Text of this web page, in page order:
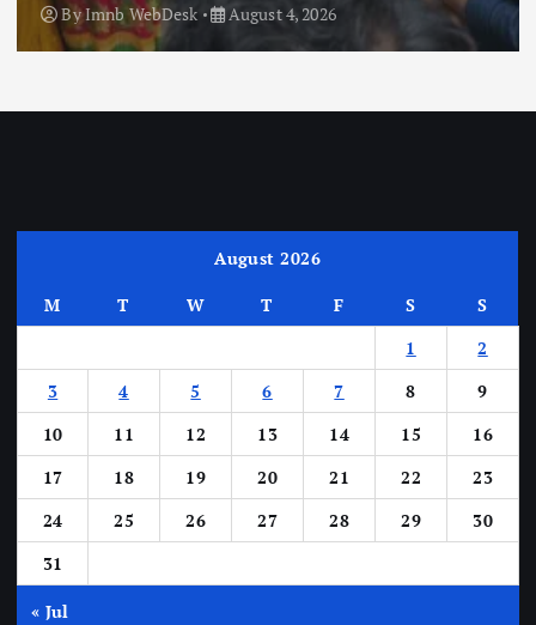
ByImnb WebDesk August 4, 2026
August 2026
M T W T F S
S
1
2
3
4 5 6 7 8
9
10
11 12 13 14 15
16
17
18 19 20 21 22
23
24
25 26 27 28 29
30
31
« Jul